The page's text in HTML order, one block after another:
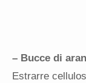
– Bucce di
Estrarre